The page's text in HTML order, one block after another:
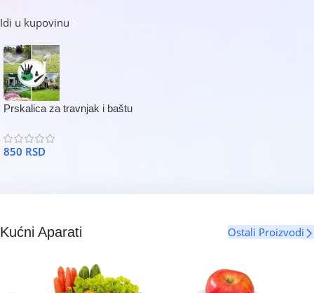
Idi u kupovinu
Prskalica za travnjak i baštu
850 RSD
Kućni Aparati Ostali Proizvodi